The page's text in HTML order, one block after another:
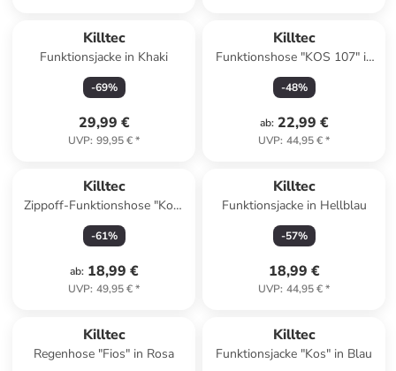
Killtec
Funktionsjacke in Khaki
-69%
29,99 €
UVP: 99,95 €*
Killtec
Funktionshose "KOS 107" in
Blau
-48%
ab: 22,99 €
UVP: 44,95 €*
Killtec
Zippoff-Funktionshose "Kos"
in Khaki
-61%
ab: 18,99 €
UVP: 49,95 €*
Killtec
Funktionsjacke in Hellblau
-57%
18,99 €
UVP: 44,95 €*
Killtec
Regenhose "Fios" in Rosa
Killtec
Funktionsjacke "Kos" in Blau